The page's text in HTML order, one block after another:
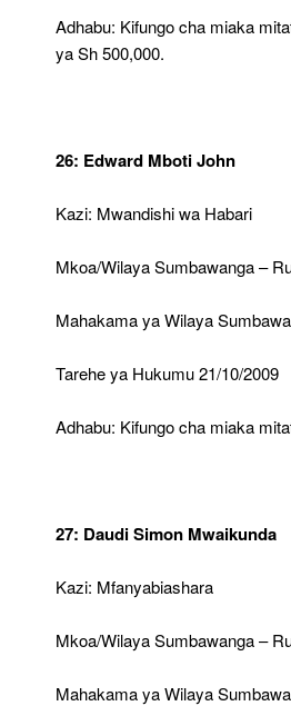
Adhabu: Kifungo cha miaka
ya Sh 500,000.
26: Edward Mboti John
Kazi: Mwandishi wa Habari
Mkoa/Wilaya Sumbawanga –
Mahakama ya Wilaya
Tarehe ya Hukumu 21/10/2009
Adhabu: Kifungo cha miaka
27: Daudi Simon Mwaikunda
Kazi: Mfanyabiashara
Mkoa/Wilaya Sumbawanga –
Mahakama ya Wilaya